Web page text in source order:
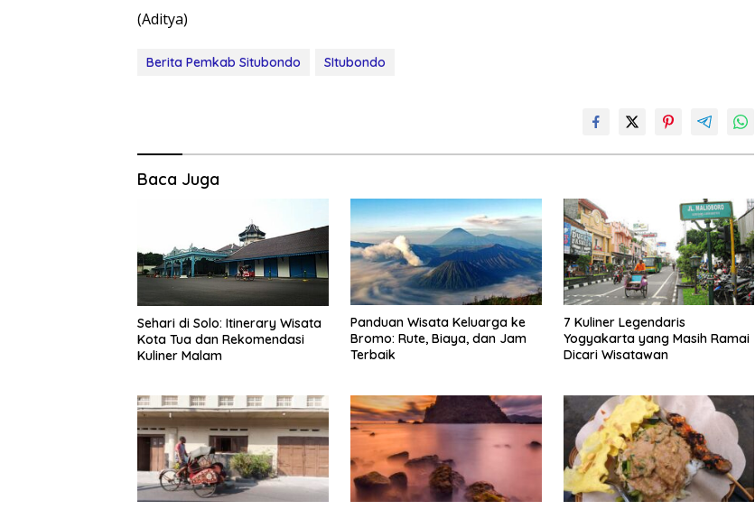
(Aditya)
Berita Pemkab Situbondo SItubondo
Baca Juga
Sehari di Solo: Itinerary Wisata
Kota Tua dan Rekomendasi
Kuliner Malam
Panduan Wisata Keluarga ke
Bromo: Rute, Biaya, dan Jam
Terbaik
7 Kuliner Legendaris
Yogyakarta yang Masih Ramai
Dicari Wisatawan